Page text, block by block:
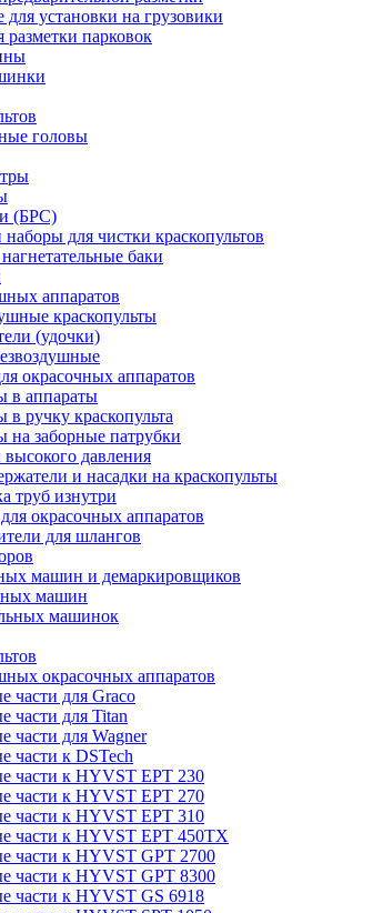
установки на грузовики
разметки парковок
головы
(БРС)
для чистки краскопультов
баки
аппаратов
краскопульты
(удочки)
окрасочных аппаратов
в аппараты
в ручку краскопульта
на заборные патрубки
давления
и насадки на краскопульты
труб изнутри
окрасочных аппаратов
для шлангов
машин и демаркировщиков
машин
машинок
окрасочных аппаратов
части для Graco
части для Titan
части для Wagner
части к DSTech
части к HYVST EPT 230
части к HYVST EPT 270
части к HYVST EPT 310
части к HYVST EPT 450TX
части к HYVST GPT 2700
части к HYVST GPT 8300
части к HYVST GS 6918